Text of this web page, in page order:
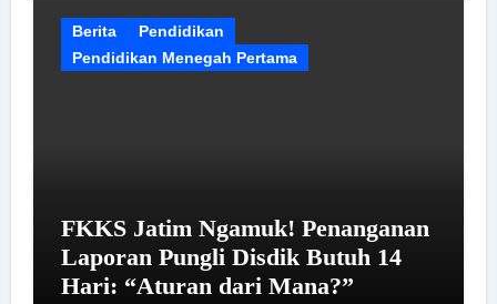
Berita
Pendidikan
Pendidikan Menegah Pertama
FKKS Jatim Ngamuk! Penanganan
Laporan Pungli Disdik Butuh 14
Hari: “Aturan dari Mana?”